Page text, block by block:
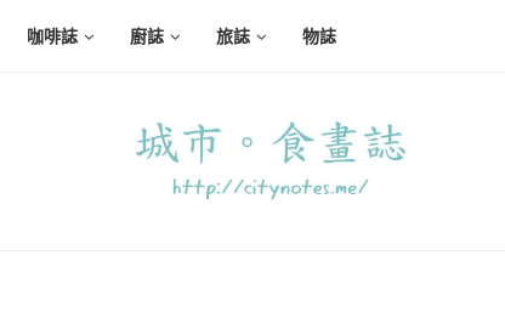
咖啡誌 廚誌 旅誌 物誌